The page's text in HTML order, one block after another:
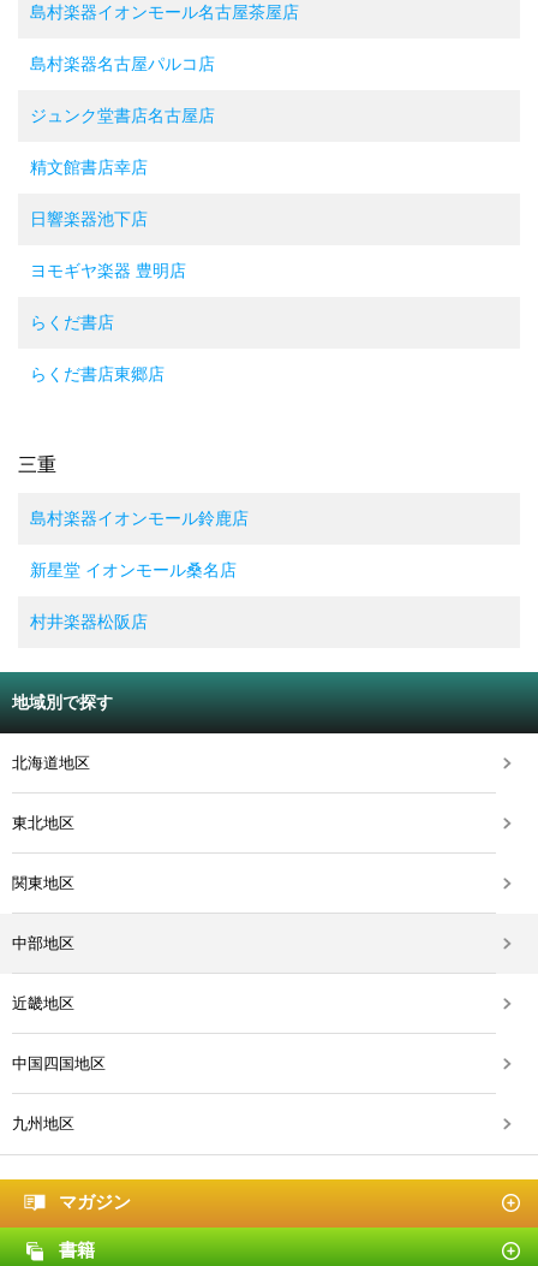
島村楽器イオンモール名古屋茶屋店
島村楽器名古屋パルコ店
ジュンク堂書店名古屋店
精文館書店幸店
日響楽器池下店
ヨモギヤ楽器 豊明店
らくだ書店
らくだ書店東郷店
三重
島村楽器イオンモール鈴鹿店
新星堂 イオンモール桑名店
村井楽器松阪店
地域別で探す
北海道地区
東北地区
関東地区
中部地区
近畿地区
中国四国地区
九州地区
マガジン
書籍